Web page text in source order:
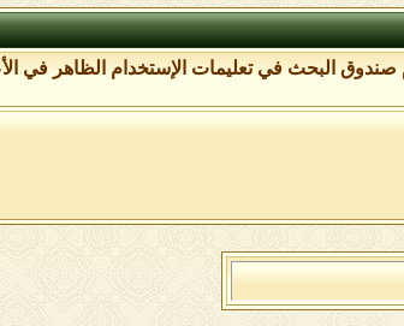
البحث في تعليمات الإستخدام الظاهر في